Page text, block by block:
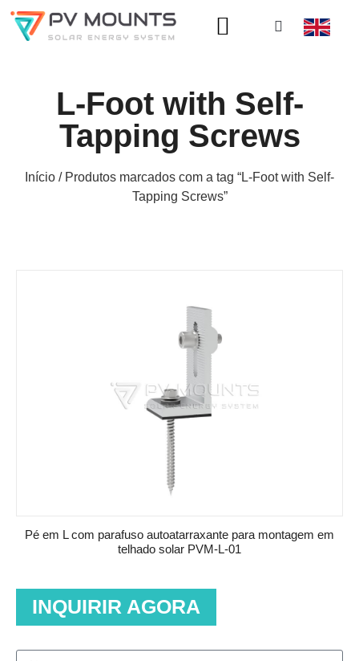
L-Foot with Self-
Tapping Screws
Início / Produtos marcados com a tag “L-Foot with Self-
Tapping Screws”
Pé em L com parafuso autoatarraxante para montagem em
telhado solar PVM-L-01
INQUIRIR AGORA